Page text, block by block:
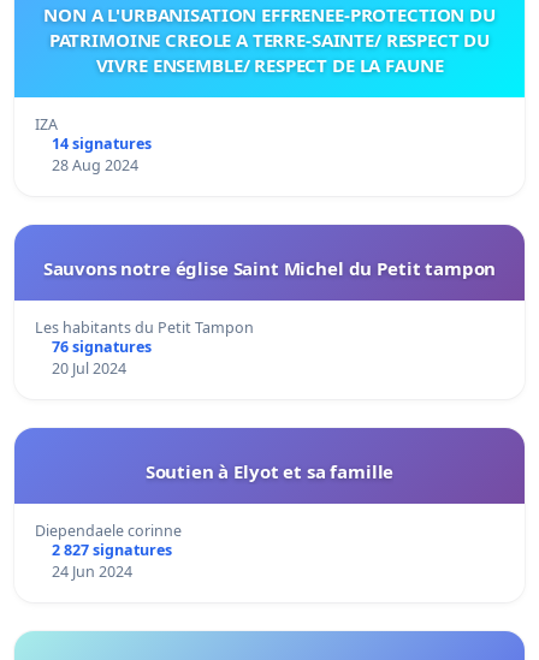
NON A L'URBANISATION EFFRENEE-PROTECTION DU
PATRIMOINE CREOLE A TERRE-SAINTE/ RESPECT DU
VIVRE ENSEMBLE/ RESPECT DE LA FAUNE
IZA
14 signatures
28 Aug 2024
Sauvons notre église Saint Michel du Petit tampon
Les habitants du Petit Tampon
76 signatures
20 Jul 2024
Soutien à Elyot et sa famille
Diependaele corinne
2 827 signatures
24 Jun 2024